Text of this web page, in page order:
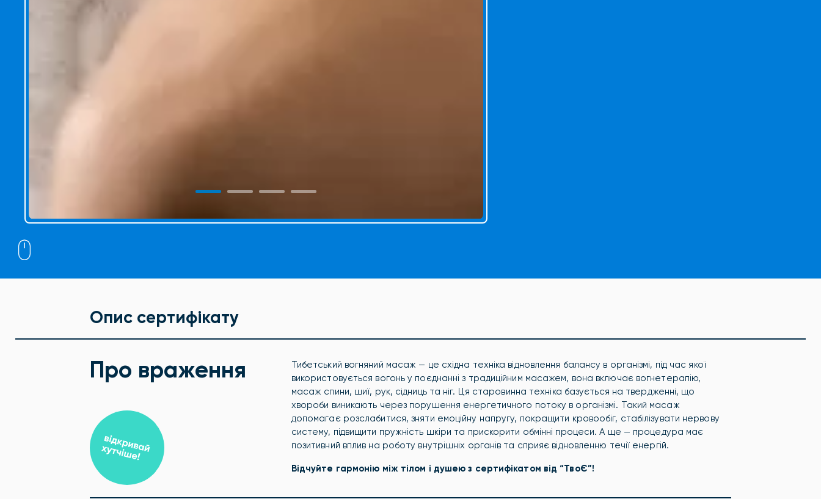
Опис сертифікату
Про враження
Тибетський вогняний масаж — це східна техніка відновлення балансу в організмі, під час якої
використовується вогонь у поєднанні з традиційним масажем, вона включає вогнетерапію,
масаж спини, шиї, рук, сідниць та ніг. Ця старовинна техніка базується на твердженні, що
хвороби виникають через порушення енергетичного потоку в організмі. Такий масаж
допомагає розслабитися, зняти емоційну напругу, покращити кровообіг, стабілізувати нервову
систему, підвищити пружність шкіри та прискорити обмінні процеси. А ще — процедура має
позитивний вплив на роботу внутрішніх органів та сприяє відновленню течії енергій.
Відчуйте гармонію між тілом і душею з сертифікатом від “ТвоЄ”!